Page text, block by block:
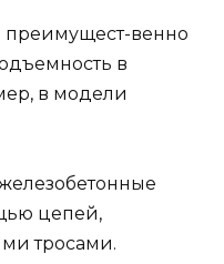
преимущест-венно
в
в модели
цепей,
тросами.